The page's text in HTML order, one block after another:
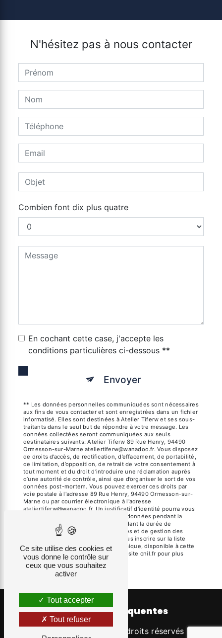
N'hésitez pas à nous contacter
Combien font dix plus quatre
En cochant cette case, j'accepte les
conditions particulières ci-dessous **
Envoyer
** Les données personnelles communiquées sont nécessaires
aux fins de vous contacter et sont enregistrées dans un fichier
informatisé. Elles sont destinées à Atelier Tiferw et ses sous-
traitants dans le seul but de répondre à votre message. Les
données collectées seront communiquées aux seuls
destinataires suivants: Atelier Tiferw 89 Rue Henry, 94490
Ormesson-sur-Marne ateliertiferw@wanadoo.fr. Vous disposez
de droits d’accès, de rectification, d’effacement, de portabilité,
de limitation, d’opposition, de retrait de votre consentement à
tout moment et du droit d’introduire une réclamation auprès
d’une autorité de contrôle, ainsi que d’organiser le sort de vos
données post-mortem. Vous pouvez exercer ces droits par
voie postale à l'adresse 89 Rue Henry, 94490 Ormesson-sur-
Marne ou par courrier électronique à l'adresse
ateliertiferw@wanadoo.fr. Un justificatif d'identité pourra vous
être demandé. Nous conservons vos données pendant la
période de prise de contact puis pendant la durée de
prescription légale aux fins probatoires et de gestion des
contentieux. Vous avez le droit de vous inscrire sur la liste
d'opposition au démarchage téléphonique, disponible à cette
adresse:
Bloctel.gouv.fr. Consultez le site cnil.fr pour plus
d’informations sur vos droits.
Recherches fréquentes
- 2026 - Tous droits réservés -
Ce site utilise des cookies et
vous donne le contrôle sur
ceux que vous souhaitez
activer
Tout accepter
Tout refuser